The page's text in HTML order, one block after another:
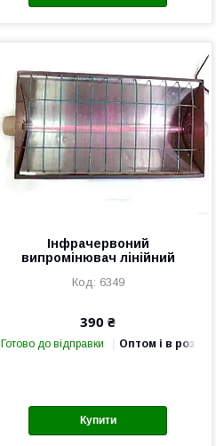
Інфрачервоний
випромінювач лінійний
6349
390 ₴
Готово до відправки Оптом і в роздріб
Купити